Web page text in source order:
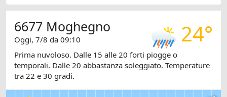
24°
6677 Moghegno
Oggi, 7/8 da 09:10
Prima nuvoloso. Dalle 15 alle 20 forti piogge o
temporali. Dalle 20 abbastanza soleggiato. Temperature
tra 22 e 30 gradi.